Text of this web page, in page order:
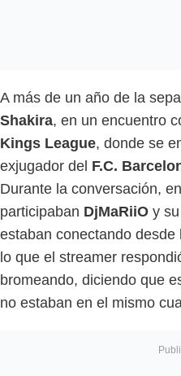
A más de un año de la
Shakira, en un encuentro
Kings League, donde se
exjugador del F.C.
Durante la conversación,
participaban DjMaRiiO y
estaban conectando
lo que el streamer
bromeando, diciendo que
no estaban en el mismo